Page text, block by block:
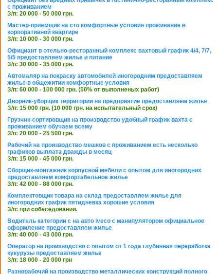
с проживанием
З/п: 20 000 - 50 000 грн.
Мастер-приемщик на сто комфортные условия проживание в
корпоративной квартире
З/п: 10 000 - 30 000 грн.
Официант в отельно-ресторанный комплекс вахтовый график 4/4, 7/7,
5/5 предоставляем жилье и питание
З/п: 30 000 - 35 000 грн.
Автомаляр на покраску автомобилей иногородним предоставляем
жилье в общежитии комфортные условия
З/п: 60 000 - 100 000 грн. (50% от выполненых работ)
Дворник-уборщик территории на предприятие предоставляем жилье
З/п: 15 000 грн. (10 000 грн. на испытательный срок)
Грузчик-сортировщик на производство удобный график вахта с
проживанием обучаем всему
З/п: 20 000 - 25 500 грн.
Рабочий на производство мешков с проживанием есть несколько
графиков выплата дважды в месяц
З/п: 15 000 - 45 000 грн.
Сборщик-монтажник корпусной мебели с опытом для иногородних
предоставляем комфортабельное жилье
З/п: 42 000 - 88 000 грн.
Комплектовщик товара на склад предоставляем жилье для
иногородних график пятидневка хорошие условия
З/п: при собеседовании.
Водитель категории с на авто iveco с манипулятором официальное
оформление предоставляем жилье
З/п: 40 000 - 43 000 грн.
Оператор на производство с опытом от 1 года глубинная переработка
кукурузы предоставляем жилье
З/п: 18 000 - 20 000 грн
Разнорабочий на производство металлических конструкций полного